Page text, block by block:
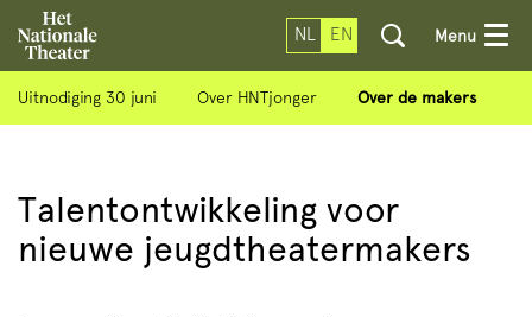
NL EN Menu
Uitnodiging 30 juni Over HNTjonger Over de makers
Talentontwikkeling voor
nieuwe jeugdtheatermakers